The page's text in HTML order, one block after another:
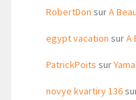
RobertDon surA
egypt vacation surA
PatrickPoits sur
novye kvartiry 136